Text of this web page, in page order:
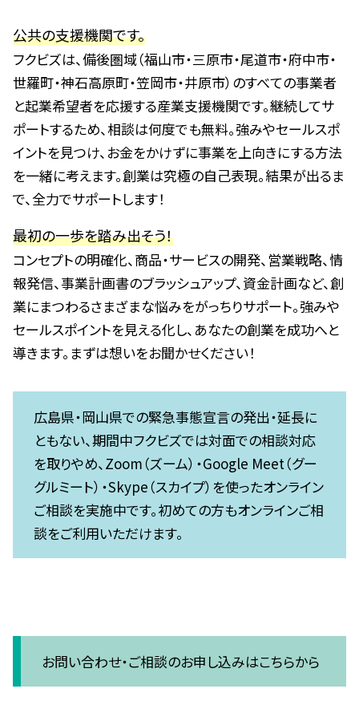
公共の支援機関です。
フクビズは、備後圏域（福山市・三原市・尾道市・府中市・
世羅町・神石高原町・笠岡市・井原市）のすべての事業者
と起業希望者を応援する産業支援機関です。継続してサ
ポートするため、相談は何度でも無料。強みやセールスポ
イントを見つけ、お金をかけずに事業を上向きにする方法
を一緒に考えます。創業は究極の自己表現。結果が出るま
で、全力でサポートします！
最初の一歩を踏み出そう！
コンセプトの明確化、商品・サービスの開発、営業戦略、情
報発信、事業計画書のブラッシュアップ、資金計画など、創
業にまつわるさまざまな悩みをがっちりサポート。強みや
セールスポイントを見える化し、あなたの創業を成功へと
導きます。まずは想いをお聞かせください！
広島県・岡山県での緊急事態宣言の発出・延長に
ともない、期間中フクビズでは対面での相談対応
を取りやめ、Zoom（ズーム）・Google Meet（グー
グルミート）・Skype（スカイプ）を使ったオンライン
ご相談を実施中です。初めての方もオンラインご相
談をご利用いただけます。
お問い合わせ・ご相談のお申し込みはこちらから